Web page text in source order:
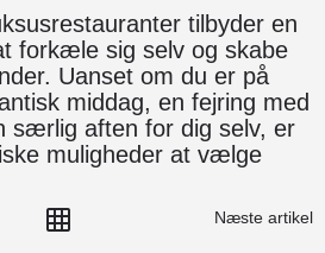
tilbyder en
forkæle sig selv og skabe
Uanset om du er på
middag, en fejring med
særlig aften for dig selv, er
muligheder at vælge
Næste artikel